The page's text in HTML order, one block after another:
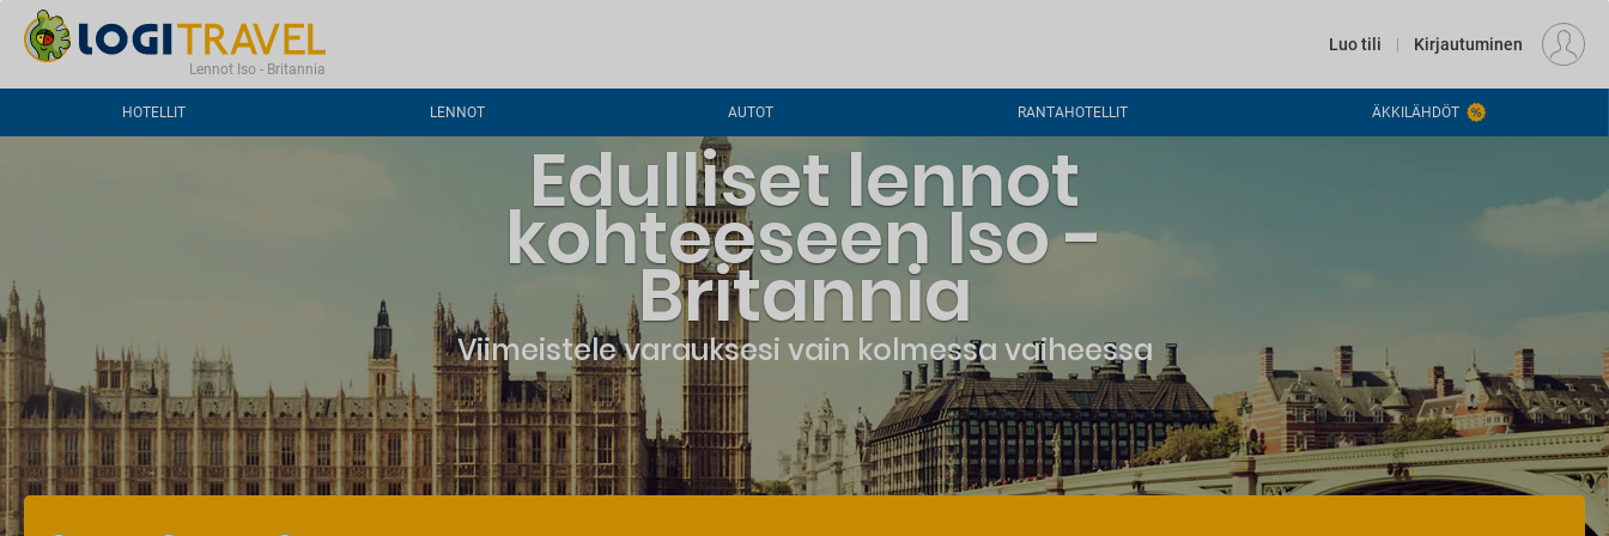
OTA YHTEYTTÄ USEIN KYSYTTYJÄ KYSYMYKSIÄ EUR
Lennot Iso - Britannia
Luo tili | Kirjautuminen
HOTELLIT LENNOT AUTOT RANTAHOTELLIT ÄKKILÄHDÖT
Edulliset lennot
kohteeseen Iso -
Britannia
Viimeistele varauksesi vain kolmessa vaiheessa